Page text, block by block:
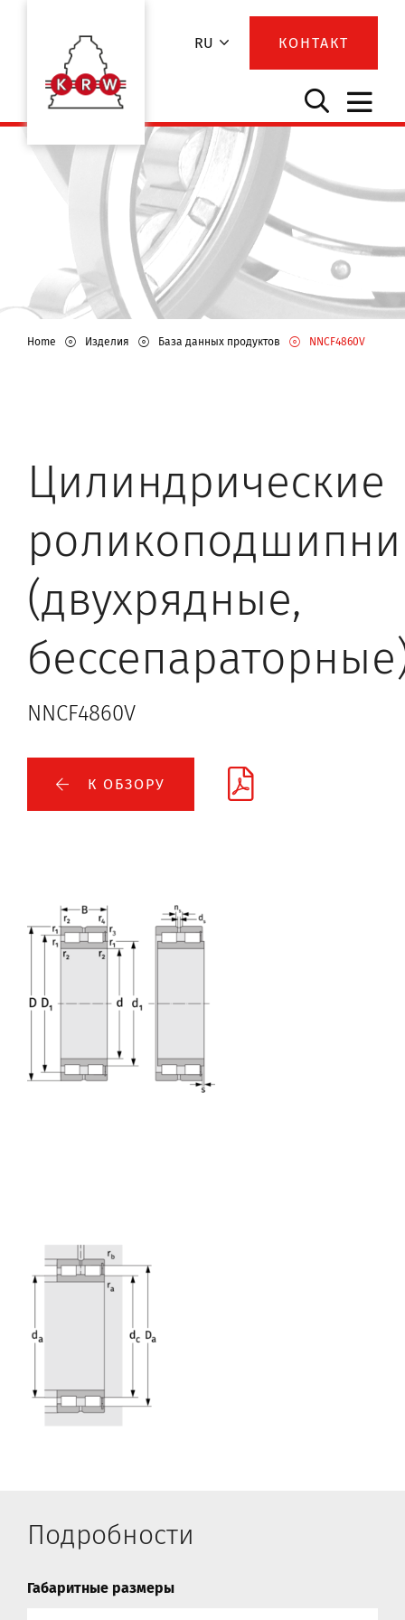
RU КОНТАКТ
Home Изделия База данных продуктов NNCF4860V
Цилиндрические
(двухрядные,
NNCF4860V
К ОБЗОРУ
Подробности
Габаритные размеры